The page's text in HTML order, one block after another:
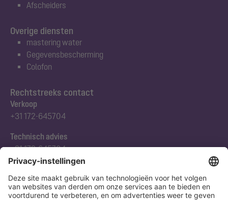
Afscheiders
Rechtstreeks contact
Verkoop
+31 172-645704
Technisch advies
+31 172-645704
Abonneert u zich op onze nieuwsbrief
Overige diensten
mastering water
Gegevensbescherming
Colofon